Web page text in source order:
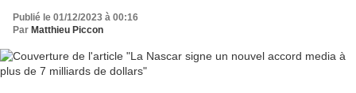
Publié le 01/12/2023 à 00:16
Par Matthieu Piccon